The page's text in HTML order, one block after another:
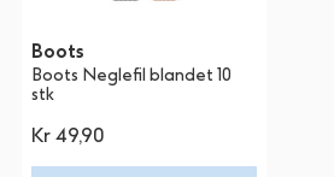
Boots
Boots Neglefil blandet 10
stk
Kr 49,90